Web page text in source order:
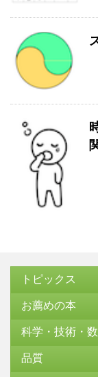
トピックス
お薦めの本
科学・技術・
品質